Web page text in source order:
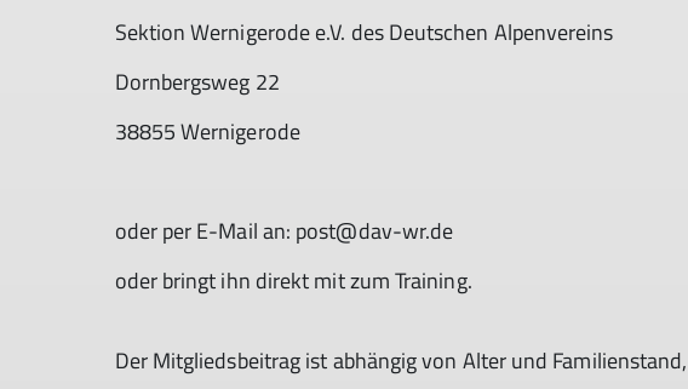
Sektion Wernigerode e.V. des Deutschen Alpenvereins
Dornbergsweg 22
38855 Wernigerode
oder per E-Mail an: post@dav-wr.de
oder bringt ihn direkt mit zum Training.
Der Mitgliedsbeitrag ist abhängig von Alter und